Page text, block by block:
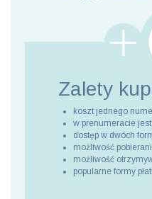
Zalety
koszt jednego
w prenumeracie
dostęp w dwóch
możliwość
możliwość
popularne formy